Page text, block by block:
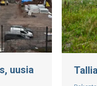
uusia